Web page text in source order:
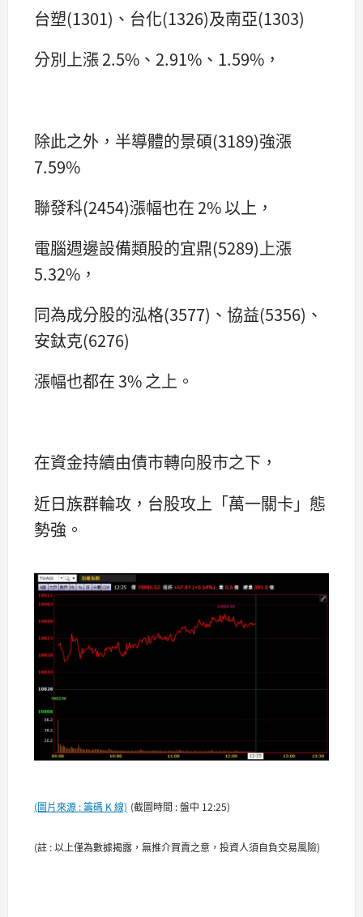
台塑(1301)、台化(1326)及南亞(1303)
分別上漲 2.5%、2.91%、1.59%，
除此之外，半導體的景碩(3189)強漲
7.59%
聯發科(2454)漲幅也在 2% 以上，
電腦週邊設備類股的宜鼎(5289)上漲
5.32%，
同為成分股的泓格(3577)、協益(5356)、
安鈦克(6276)
漲幅也都在 3% 之上。
在資金持續由債市轉向股市之下，
近日族群輪攻，台股攻上「萬一關卡」態
勢強。
(圖片來源 : 籌碼 K 線) (截圖時間 : 盤中 12:25)
(註 : 以上僅為數據揭露，無推介買賣之意，投資人須自負交易風險)